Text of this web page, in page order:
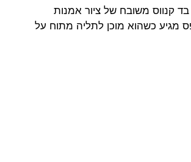
קנווס משובח של ציור אמנות
מגיע כשהוא מוכן לתליה מתוח על